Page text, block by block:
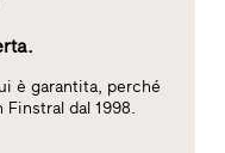
è garantita, perché
dal 1998.